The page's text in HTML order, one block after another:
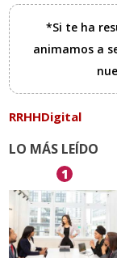
*Si te ha
animamos a
RRHHDigital
LO MÁS LEÍDO
1